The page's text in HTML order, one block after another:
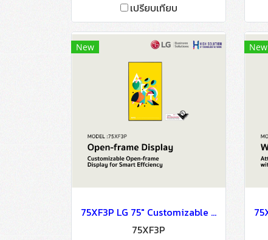
เปรียบเทียบ
New
75XF3P LG 75" Customizable Open-frame Display for Smart Effciency OLED Signage Information Display
75XF3P
New